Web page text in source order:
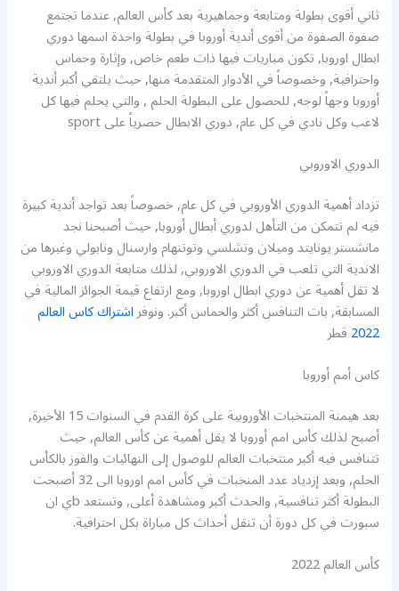
ثاني أقوى بطولة ومتابعة وجماهيرية بعد كأس العالم, عندما تجتمع
صفوة الصفوة من أقوى أندية أوروبا في بطولة واحدة اسمها دوري
ابطال اوروبا, تكون مباريات فيها ذات طعم خاص, وإثارة وحماس
واحترافية, وخصوصاً في الأدوار المتقدمة منها, حيث يلتقي أكبر أندية
أوروبا وجهاً لوجه, للحصول على البطولة الحلم , والتي يحلم فيها كل
لاعب وكل نادي في كل عام, دوري الابطال حصرياً على sport
الدوري الاوروبي
تزداد أهمية الدوري الأوروبي في كل عام, خصوصاً بعد تواجد أندية كبيرة
فيه لم تتمكن من التأهل لدوري أبطال أوروبا, حيث أصبحنا نجد
مانشستر يونايتد وميلان وتشلسي وتوتنهام وارسنال ونابولي وغيرها من
الاندية التي تلعب في الدوري الاوروبي, لذلك متابعة الدوري الاوروبي
لا تقل أهمية عن دوري ابطال اوروبا, ومع ارتفاع قيمة الجوائز المالية في
المسابقة, بات التنافس أكثر والحماس أكبر. ونوفراشتراك كاس العالم
2022قطر
كاس أمم أوروبا
بعد هيمنة المنتخبات الأوروبية على كرة القدم في السنوات 15 الأخيرة,
أصبح لذلك كأس امم أوروبا لا يقل أهمية عن كأس العالم, حيث
تتنافس فيه أكبر منتخبات العالم للوصول إلى النهائيات والفوز بالكأس
الحلم, وبعد إزدياد عدد المنخبات في كأس امم اوروبا الى 32 أصبحت
البطولة أكثر تنافسية, والحدث أكبر ومشاهدة أعلى, وتستعد bي ان
سبورت في كل دورة أن تنقل أحداث كل مباراة بكل احترافية.
كأس العالم 2022